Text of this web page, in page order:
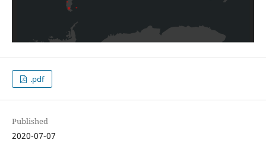
.pdf
Published
2020-07-07